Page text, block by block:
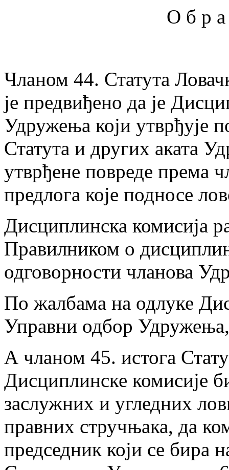
О б р
Чланом 44. Статута
је предвиђено да је
Удружења који утврђује
Статута и других аката
утврђене повреде према
предлога које подносе
Дисциплинска комисија
Правилником о
одговорности чланова
По жалбама на одлуке
Управни одбор Удружења,
А чланом 45. истога
Дисциплинске комисије
заслужних и угледних
правних стручњака, да
председник који се бира